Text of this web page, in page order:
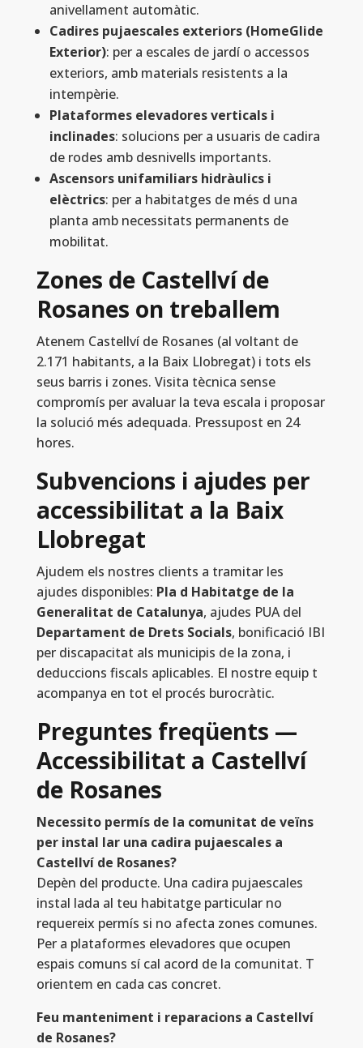
anivellament automàtic.
Cadires pujaescales exteriors (HomeGlide
Exterior): per a escales de jardí o accessos
exteriors, amb materials resistents a la
intempèrie.
Plataformes elevadores verticals i
inclinades: solucions per a usuaris de cadira
de rodes amb desnivells importants.
Ascensors unifamiliars hidràulics i
elèctrics: per a habitatges de més d una
planta amb necessitats permanents de
mobilitat.
Zones de Castellví de
Rosanes on treballem
Atenem Castellví de Rosanes (al voltant de
2.171 habitants, a la Baix Llobregat) i tots els
seus barris i zones. Visita tècnica sense
compromís per avaluar la teva escala i proposar
la solució més adequada. Pressupost en 24
hores.
Subvencions i ajudes per
accessibilitat a la Baix
Llobregat
Ajudem els nostres clients a tramitar les
ajudes disponibles: Pla d Habitatge de la
Generalitat de Catalunya, ajudes PUA del
Departament de Drets Socials, bonificació IBI
per discapacitat als municipis de la zona, i
deduccions fiscals aplicables. El nostre equip t
acompanya en tot el procés burocràtic.
Preguntes freqüents —
Accessibilitat a Castellví
de Rosanes
Necessito permís de la comunitat de veïns
per instal lar una cadira pujaescales a
Castellví de Rosanes?
Depèn del producte. Una cadira pujaescales
instal lada al teu habitatge particular no
requereix permís si no afecta zones comunes.
Per a plataformes elevadores que ocupen
espais comuns sí cal acord de la comunitat. T
orientem en cada cas concret.
Feu manteniment i reparacions a Castellví
de Rosanes?